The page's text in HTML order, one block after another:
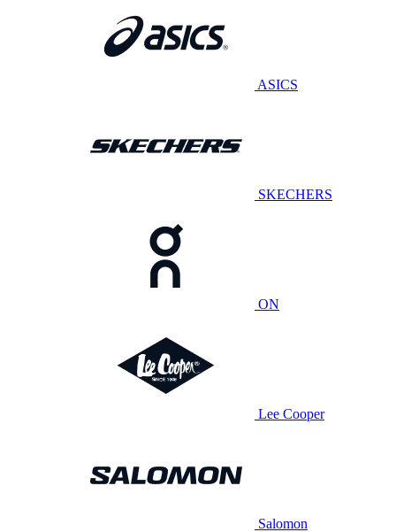
ASICS
SKECHERS
ON
Lee Cooper
Salomon